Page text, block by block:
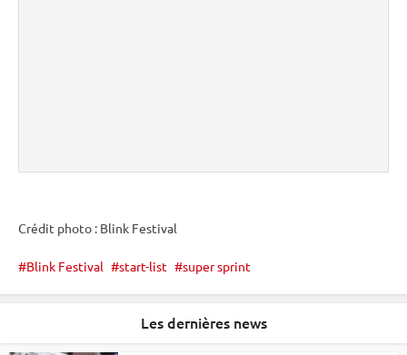
Crédit photo : Blink Festival
Blink Festival start-list super sprint
Les dernières news